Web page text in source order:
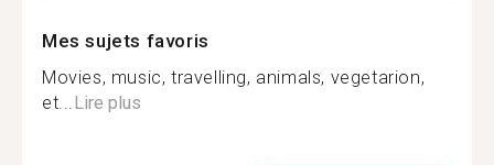
Mes sujets favoris
Movies, music, travelling, animals, vegetarion,
et...Lire plus